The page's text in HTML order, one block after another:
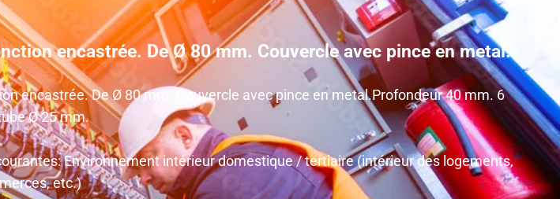
encastrée. De Ø 80 mm. Couvercle avec pince en metal.
encastrée. De Ø 80 mm. Couvercle avec pince en metal.Profondeur 40 mm. 6
Ø 25 mm.
Environnement intérieur domestique / tertiaire (intérieur des logements,
etc.)